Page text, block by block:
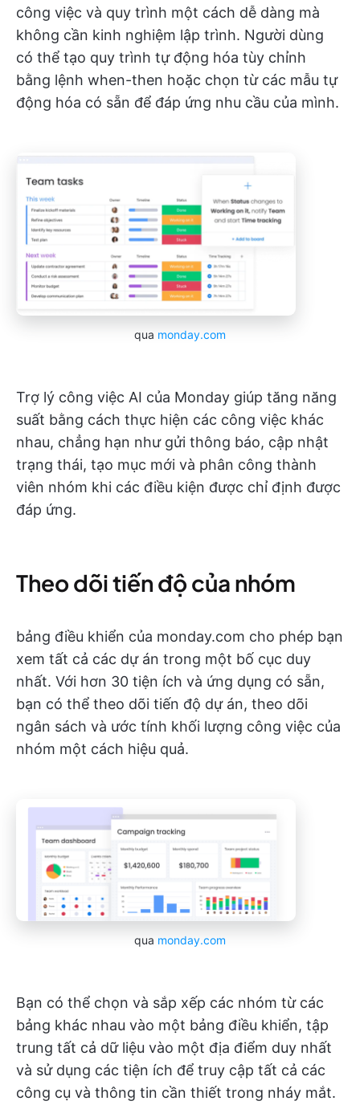
công việc và quy trình một cách dễ dàng mà
không cần kinh nghiệm lập trình. Người dùng
có thể tạo quy trình tự động hóa tùy chỉnh
bằng lệnh when-then hoặc chọn từ các mẫu tự
động hóa có sẵn để đáp ứng nhu cầu của mình.
qua monday.com
Trợ lý công việc AI của Monday giúp tăng năng
suất bằng cách thực hiện các công việc khác
nhau, chẳng hạn như gửi thông báo, cập nhật
trạng thái, tạo mục mới và phân công thành
viên nhóm khi các điều kiện được chỉ định được
đáp ứng.
Theo dõi tiến độ của nhóm
bảng điều khiển của monday.com cho phép bạn
xem tất cả các dự án trong một bố cục duy
nhất. Với hơn 30 tiện ích và ứng dụng có sẵn,
bạn có thể theo dõi tiến độ dự án, theo dõi
ngân sách và ước tính khối lượng công việc của
nhóm một cách hiệu quả.
qua monday.com
Bạn có thể chọn và sắp xếp các nhóm từ các
bảng khác nhau vào một bảng điều khiển, tập
trung tất cả dữ liệu vào một địa điểm duy nhất
và sử dụng các tiện ích để truy cập tất cả các
công cụ và thông tin cần thiết trong nháy mắt.